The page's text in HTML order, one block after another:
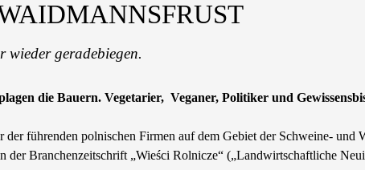
wieder geradebiegen.
die Bauern. Vegetarier, Veganer, Politiker und
führenden polnischen Firmen auf dem Gebiet der Schweine- und
der Branchenzeitschrift „Wieści Rolnicze“ („Landwirtschaftliche